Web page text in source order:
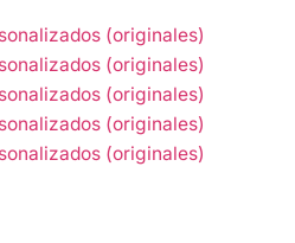
(originales)
(originales)
(originales)
(originales)
(originales)